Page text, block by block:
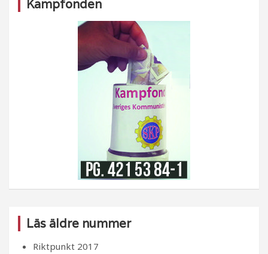
Kampfonden
Läs äldre nummer
Riktpunkt 2017